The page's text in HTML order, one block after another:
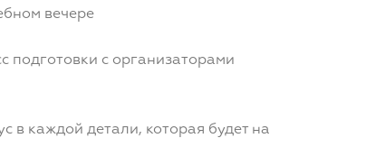
вечере
подготовки с организаторами
в каждой детали, которая будет на